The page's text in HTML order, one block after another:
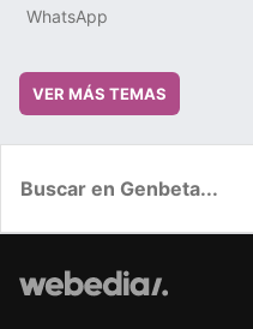
WhatsApp
VER MÁS TEMAS